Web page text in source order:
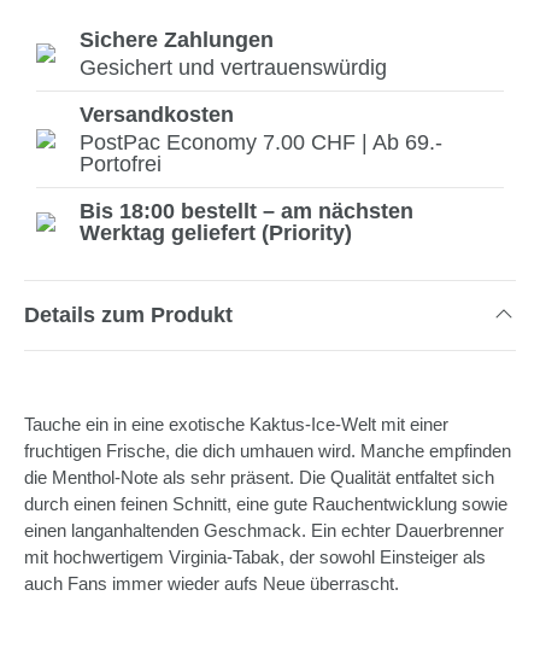
Sichere Zahlungen
Gesichert und vertrauenswürdig
Versandkosten
PostPac Economy 7.00 CHF | Ab 69.-
Portofrei
Bis 18:00 bestellt – am nächsten
Werktag geliefert (Priority)
Details zum Produkt
Tauche ein in eine exotische Kaktus-Ice-Welt mit einer
fruchtigen Frische, die dich umhauen wird. Manche empfinden
die Menthol-Note als sehr präsent. Die Qualität entfaltet sich
durch einen feinen Schnitt, eine gute Rauchentwicklung sowie
einen langanhaltenden Geschmack. Ein echter Dauerbrenner
mit hochwertigem Virginia-Tabak, der sowohl Einsteiger als
auch Fans immer wieder aufs Neue überrascht.